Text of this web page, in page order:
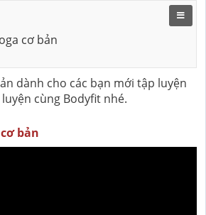
cơ bản
dành cho các bạn mới tập luyện
cùng Bodyfit nhé.
bản